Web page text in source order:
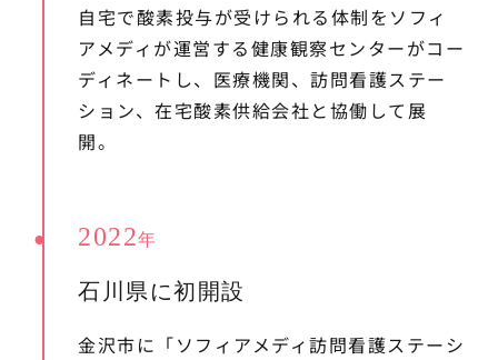
自宅で酸素投与が受けられる体制をソフィ
アメディが運営する健康観察センターがコー
ディネートし、医療機関、訪問看護ステー
ション、在宅酸素供給会社と協働して展
開。
2022年
石川県に初開設
金沢市に「ソフィアメディ訪問看護ステーシ